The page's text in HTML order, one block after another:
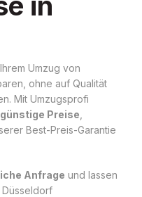
Umzug von
ohne auf Qualität
Mit Umzugsprofi
günstige Preise
Best-Preis-Garantie
Anfrage und lassen
Düsseldorf